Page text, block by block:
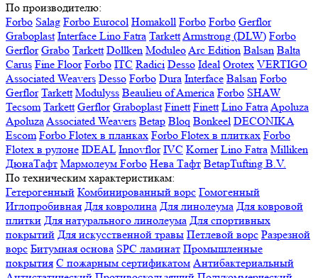
По производителю:
Forbo Salag Forbo Eurocol Homakoll Forbo Forbo Gerflor
Graboplast Interface Lino Fatra TarkettArmstrong (DLW) Forbo
Gerflor Grabo Tarkett Dollken ModuleoArc Edition Balsan Balta
Carus Fine Floor Forbo ITC Radici Desso Ideal Orotex VERTIGO
Associated Weavers Desso Forbo Dura Interface Balsan Forbo
Gerflor Tarkett Modulyss Beaulieu of America Forbo SHAW
Tecsom Tarkett Gerflor Graboplast Finett Finett Lino FatraApoluza
ApoluzaAssociated Weavers Betap Bloq Bonkeel DECONIKA
Escom Forbo Flotex в планках Forbo Flotex в плитках Forbo
Flotex в рулоне IDEAL Innovflor IVC Korner Lino Fatra Milliken
ДюнаТафт Мармолеум Forbo Нева Тафт BetapTufting B.V.
По техническим характеристикам:
Гетерогенный Комбинированный ворс Гомогенный
Иглопробивная Для ковролина Для линолеума Для ковровой
плитки Для натурального линолеума Для спортивных
покрытий Для искусственной травы Петлевой ворс Разрезной
ворс Битумная основа SPC ламинат Промышленные
покрытия С пожарным сертификатом Антибактериальный